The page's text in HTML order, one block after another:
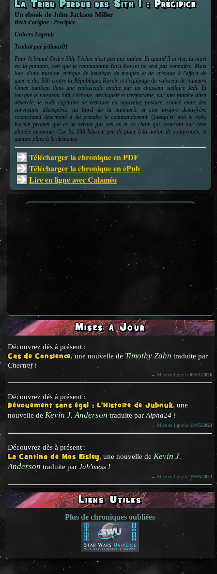
Mises à Jour
Découvrez dès à présent :
Cas de Consience, une nouvelle de Timothy Zahn traduite par
Chertref !
→ Mise en ligne le03/01/2026
Découvrez dès à présent :
Dévouement sans égal : L'Histoire de Jubnuk, une
nouvelle de Kevin J. Anderson traduite parAlpha24 !
→ Mise en ligne le 19/05/2023
Découvrez dès à présent :
La Cantina de Mos Eisley, une nouvelle de Kevin J.
Anderson traduite parJah'mess !
→ Mise en ligne le 19/05/2023
Liens Utiles
Plus de chroniques oubliées
La Tribu Perdue des Sith 1: Précipice
Un ebook deJohn Jackson Miller
Récit d'origine :Precipice
UniversLegends
Traduit par jedimax01
Pour le brutal Ordre Sith, l'échec n'est pas une option. Et quand il arrive, la mort
est la punition, sort que le commandant Yaru Korsin ne veut pas connaître. Mais
lors d'une mission critique de livraison de troupes et de cristaux à l'effort de
guerre des Sith contre la République, Korsin et l'équipage du vaisseau de mineurs
Omen tombent dans une embuscade tendue par un chasseur stellaire Jedi. Et
lorsque le vaisseau Sith s'échoue, déchiqueté et irréparable, sur une planète alien
désertée, le rude capitaine se retrouve en mauvaise posture, coincé entre des
survivants désespérés au bord de la mutinerie et son propre demi-frère
revanchard déterminé à lui prendre le commandement. Quelqu'en soit le coôt,
Korsin promet que ce ne seront pas ses os et sa chair qui resteront sur cette
planète inconnue. Car les Sith laissent peu de place à la notion de compromis, et
aucune place à la clémence.
Télécharger la chronique en PDF
Télécharger la chronique en ePub
Lire en ligne avec Calaméo